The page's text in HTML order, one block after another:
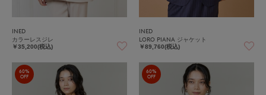
INED
カラーレスジレ
￥35,200(税込)
INED
LORO PIANA ジャケット
￥89,760(税込)
60%
OFF
60%
OFF